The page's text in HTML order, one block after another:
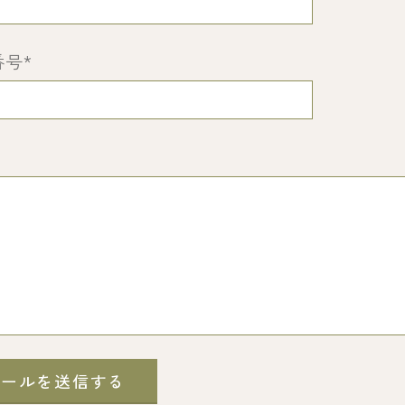
号*
ルを送信する